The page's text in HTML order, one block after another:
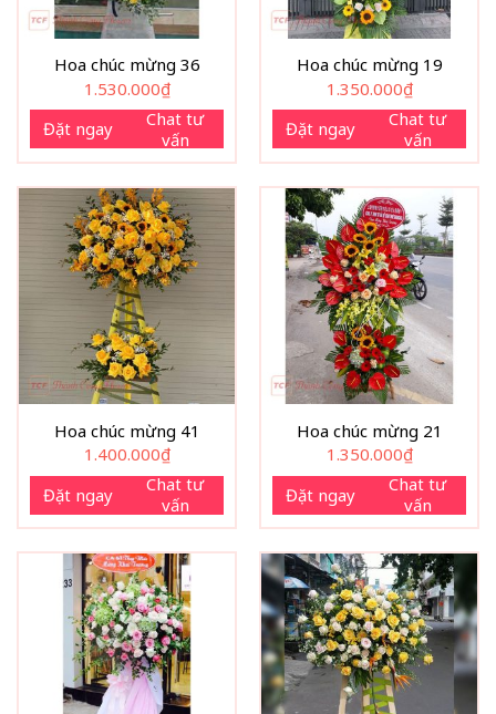
Hoa chúc mừng 36
1.530.000₫
Đặt ngay
Chat tư
vấn
Hoa chúc mừng 19
1.350.000₫
Đặt ngay
Chat tư
vấn
Hoa chúc mừng 41
1.400.000₫
Đặt ngay
Chat tư
vấn
Hoa chúc mừng 21
1.350.000₫
Đặt ngay
Chat tư
vấn